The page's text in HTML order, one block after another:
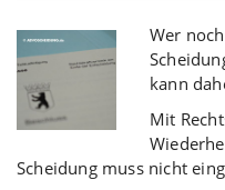
Wer
kann
Mit
Scheidung muss nicht